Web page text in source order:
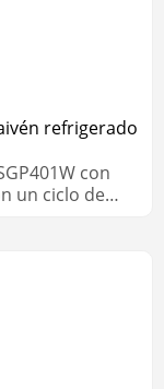
refrigerado
con
un ciclo de